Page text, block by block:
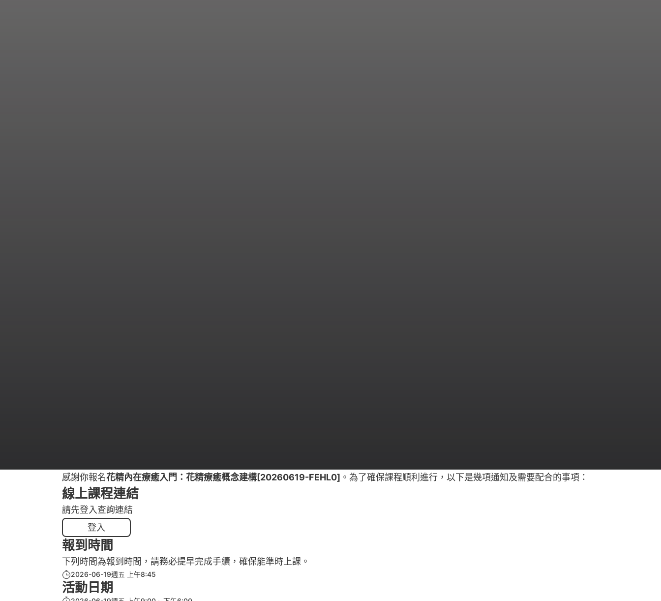
感謝你報名花精內在療癒入門：花精療癒概念建構[20260619-FEHL0] 。為了確保課程順利進行，以下是幾項通知及需要配合的事項：
線上課程連結
請先登入查詢連結
登入
報到時間
下列時間為報到時間，請務必提早完成手續，確保能準時上課。
2026-06-19週五 上午8:45
活動日期